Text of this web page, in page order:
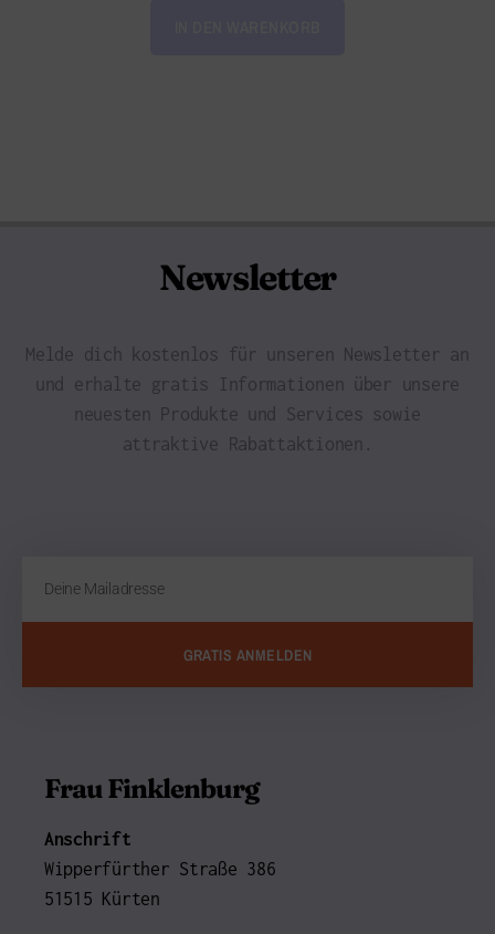
Newsletter
Melde dich kostenlos für unseren Newsletter an
und erhalte gratis Informationen über unsere
neuesten Produkte und Services sowie
attraktive Rabattaktionen.
GRATIS ANMELDEN
Frau Finklenburg
Anschrift
Wipperfürther Straße 386
51515 Kürten